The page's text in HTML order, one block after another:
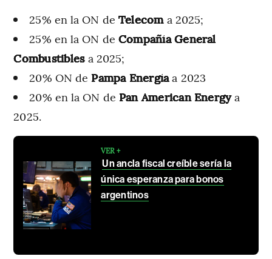
25% en la ON de Telecoma 2025;
25% en la ON de Compañía General
Combustibles a 2025;
20% ON de Pampa Energíaa 2023
20% en la ON de Pan American Energya
2025.
VER +
Un ancla fiscal creíble sería la
única esperanza para bonos
argentinos